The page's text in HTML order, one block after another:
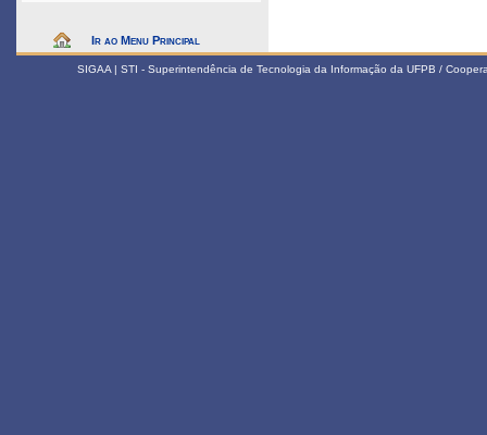
Ir ao Menu Principal
SIGAA | STI - Superintendência de Tecnologia da Informação da UFPB /